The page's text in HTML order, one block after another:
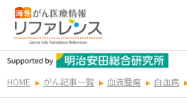
HOME がん記事一覧 血液腫瘍 白血病